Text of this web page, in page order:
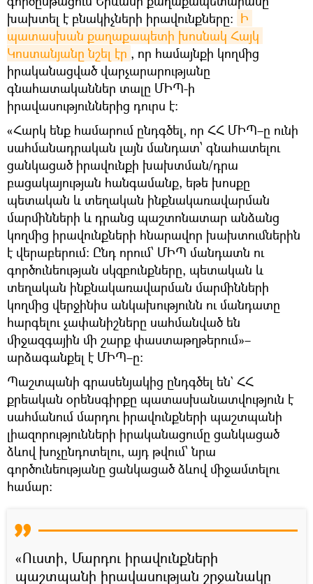
խախտել է բնակիչների իրավունքները։ Ի
պատասխան քաղաքապետի խոսնակ Հայկ
Կոստանյանը նշել էր , որ համայնքի կողմից
իրականացված վարչարարությանը
գնահատականներ տալը ՄԻՊ-ի
իրավասություններից դուրս է։
«Հարկ ենք համարում ընդգծել, որ ՀՀ ՄԻՊ–ը ունի
սահմանադրական լայն մանդատ՝ գնահատելու
ցանկացած իրավունքի խախտման/դրա
բացակայության հանգամանք, եթե խոսքը
պետական և տեղական ինքնակառավարման
մարմինների և դրանց պաշտոնատար անձանց
կողմից իրավունքների հնարավոր խախտումներին
է վերաբերում։ Ընդ որում՝ ՄԻՊ մանդատն ու
գործունեության սկզբունքները, պետական և
տեղական ինքնակառավարման մարմինների
կողմից վերջինիս անկախությունն ու մանդատը
հարգելու չափանիշները սահմանված են
միջազգային մի շարք փաստաթղթերում»–
արձագանքել է ՄԻՊ–ը։
Պաշտպանի գրասենյակից ընդգծել են` ՀՀ
քրեական օրենսգիրքը պատասխանատվություն է
սահմանում մարդու իրավունքների պաշտպանի
լիազորությունների իրականացումը ցանկացած
ձևով խոչընդոտելու, այդ թվում՝ նրա
գործունեությանը ցանկացած ձևով միջամտելու
համար։
«Ուստի, Մարդու իրավունքների
պաշտպանի իրավասության շրջանակը